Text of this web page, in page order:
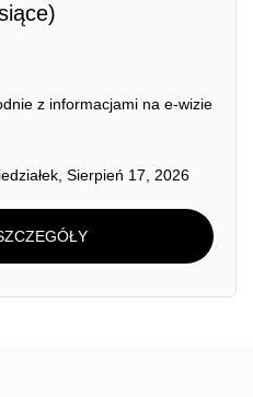
z informacjami na e-wizie
Sierpień 17, 2026